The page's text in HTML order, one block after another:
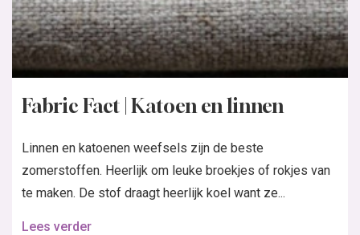
Fabric Fact | Katoen en linnen
Linnen en katoenen weefsels zijn de beste
zomerstoffen. Heerlijk om leuke broekjes of rokjes van
te maken. De stof draagt heerlijk koel want ze...
Lees verder